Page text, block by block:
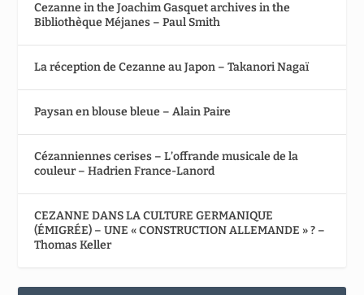
Cezanne in the Joachim Gasquet archives in the
Bibliothèque Méjanes – Paul Smith
La réception de Cezanne au Japon – Takanori Nagaï
Paysan en blouse bleue – Alain Paire
Cézanniennes cerises – L’offrande musicale de la
couleur – Hadrien France-Lanord
CEZANNE DANS LA CULTURE GERMANIQUE
(ÉMIGRÉE) – UNE « CONSTRUCTION ALLEMANDE » ? –
Thomas Keller